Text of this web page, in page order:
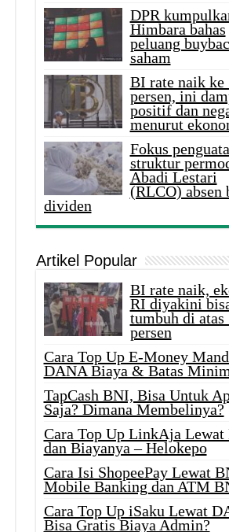
DPR
Himbara bahas
peluang
saham
BI rate naik ke
persen, ini
positif dan
menurut
Fokus
struktur
Abadi Lestari
(RLCO) absen
dividen
Artikel Popular
BI rate naik,
RI diyakini
tumbuh di atas
persen
Cara Top Up E-Money
DANA Biaya & Batas
TapCash BNI, Bisa Untuk
Saja? Dimana Membelinya?
Cara Top Up LinkAja Lewat
dan Biayanya – Helokepo
Cara Isi ShopeePay Lewat
Mobile Banking dan ATM
Cara Top Up iSaku Lewat
Bisa Gratis Biaya Admin?